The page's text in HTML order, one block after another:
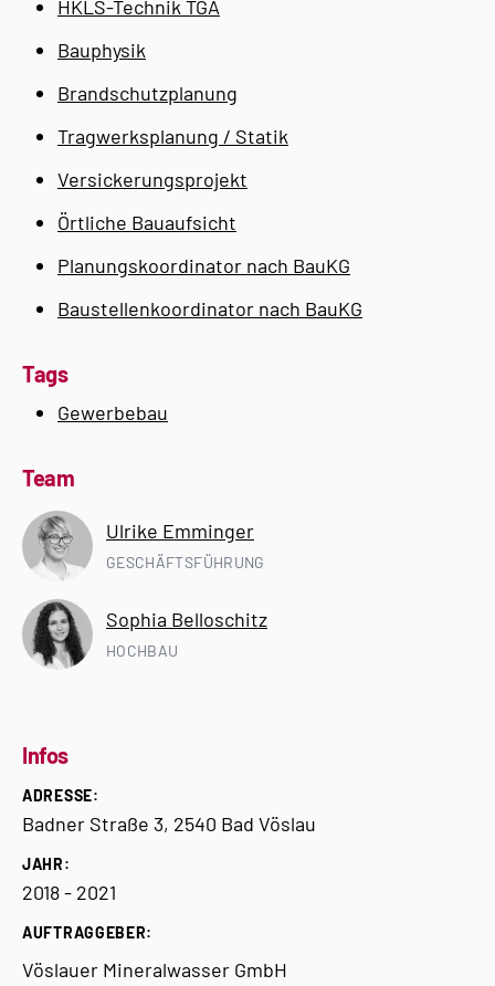
HKLS-Technik TGA
Bauphysik
Brandschutzplanung
Tragwerksplanung / Statik
Versickerungsprojekt
Örtliche Bauaufsicht
Planungskoordinator nach BauKG
Baustellenkoordinator nach BauKG
Tags
Gewerbebau
Team
Ulrike Emminger
GESCHÄFTSFÜHRUNG
Sophia Belloschitz
HOCHBAU
Infos
ADRESSE:
Badner Straße 3, 2540 Bad Vöslau
JAHR:
2018 - 2021
AUFTRAGGEBER:
Vöslauer Mineralwasser GmbH